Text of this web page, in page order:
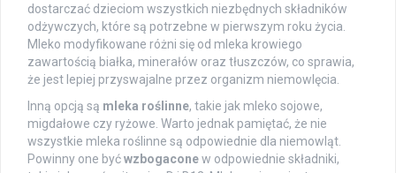
dostarczać dzieciom wszystkich niezbędnych składników
odżywczych, które są potrzebne w pierwszym roku życia.
Mleko modyfikowane różni się od mleka krowiego
zawartością białka, minerałów oraz tłuszczów, co sprawia,
że jest lepiej przyswajalne przez organizm niemowlęcia.
Inną opcją są mleka roślinne, takie jak mleko sojowe,
migdałowe czy ryżowe. Warto jednak pamiętać, że nie
wszystkie mleka roślinne są odpowiednie dla niemowląt.
Powinny one byćwzbogaconew odpowiednie składniki,